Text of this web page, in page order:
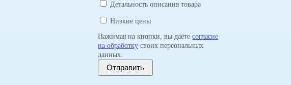
Детальность описания товара
Низкие цены
Нажимая на кнопки, вы даёте согласие
на обработку своих персональных
данных.
Отправить